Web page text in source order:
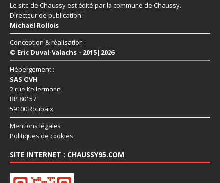
Le site de Chaussy est édité par la commune de Chaussy.
Directeur de publication :
Michaël Rollois
Conception & réalisation :
© Eric Duval-Valachs – 2015|2026
Hébergement :
SAS OVH
2 rue Kellermann
BP 80157
59100 Roubaix
Mentions légales
Politiques de cookies
SITE INTERNET : CHAUSSY95.COM